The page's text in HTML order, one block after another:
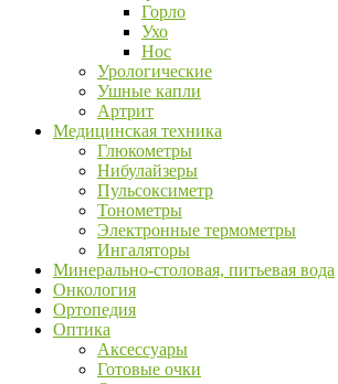
Горло
Ухо
Нос
Урологические
Ушные капли
Артрит
Медицинская техника
Глюкометры
Нибулайзеры
Пульсоксиметр
Тонометры
Электронные термометры
Ингаляторы
Минерально-столовая, питьевая вода
Онкология
Ортопедия
Оптика
Аксессуары
Готовые очки